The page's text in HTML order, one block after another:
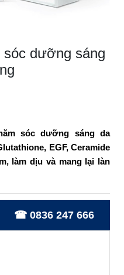
sóc dưỡng sáng
sóc dưỡng sáng da
EGF, Ceramide
làm dịu và mang lại làn
☎ 0836 247 666